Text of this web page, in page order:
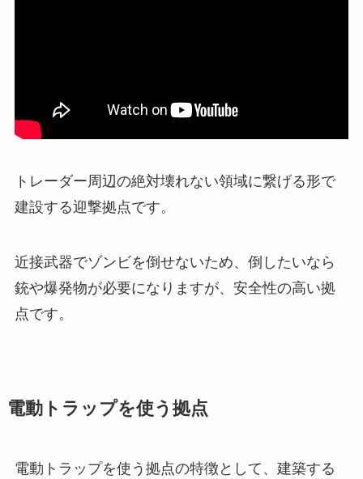
トレーダー周辺の絶対壊れない領域に繋げる形で
建設する迎撃拠点です。
近接武器でゾンビを倒せないため、倒したいなら
銃や爆発物が必要になりますが、安全性の高い拠
点です。
電動トラップを使う拠点
電動トラップを使う拠点の特徴として、建築する